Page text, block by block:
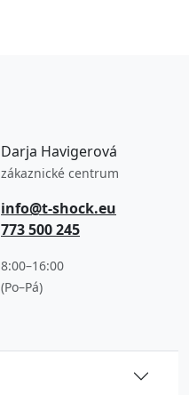
Darja Havigerová
zákaznické centrum
info@t-shock.eu
773 500 245
8:00–16:00
(Po–Pá)